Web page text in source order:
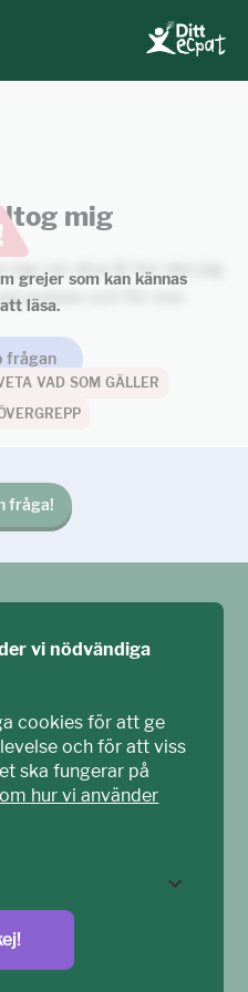
mig
jag var elva år hur ska jag
polisen och för min
grejer som kan kännas
läsa.
frågan
VAD SOM GÄLLER
fråga!
med barn och
– en
mot sexuell
vi nödvändiga
cookies för att ge
och för att viss
ska fungerar på
hur vi använder